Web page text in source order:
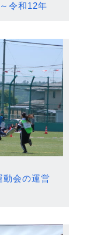
令和12年
動会の運営